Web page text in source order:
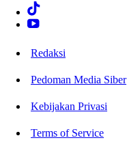
Redaksi
Pedoman Media Siber
Kebijakan Privasi
Terms of Service